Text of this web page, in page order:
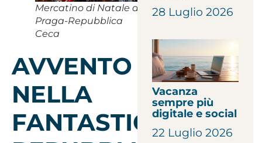
Mercatino di Natale a
Praga-Repubblica
Ceca
AVVENTO
NELLA
FANTASTICA
28 Luglio 2026
Vacanza
sempre più
digitale e social
22 Luglio 2026